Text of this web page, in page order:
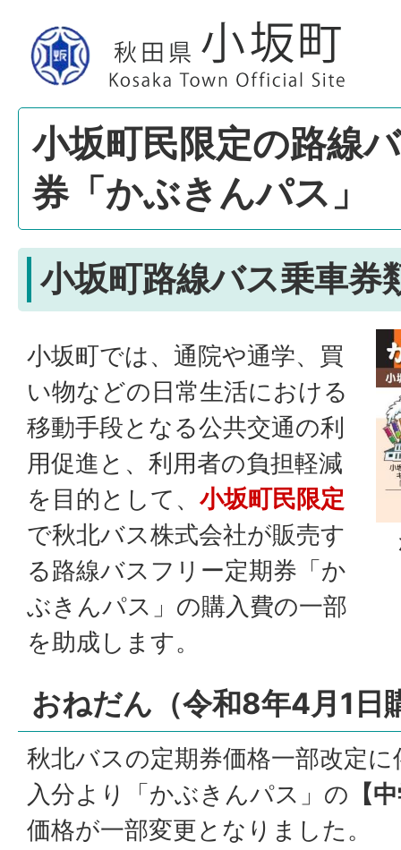
小坂町民限定の路線
券「かぶきんパス」
小坂町路線バス乗車券
小坂町では、通院や通学、買
い物などの日常生活における
移動手段となる公共交通の利
用促進と、利用者の負担軽減
を目的として、 小坂町民限定
で秋北バス株式会社が販売す
る路線バスフリー定期券「か
ぶきんパス」の購入費の一部
を助成します。
おねだん（令和8年4月1日
秋北バスの定期券価格一部改定
入分より「かぶきんパス」の 【
価格が一部変更となりました。